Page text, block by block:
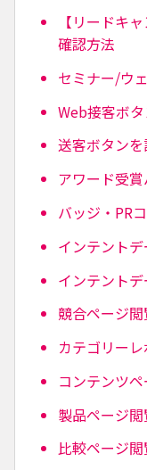
【リードキ
確認方法
セミナー/ウ
Web接客ボ
送客ボタン
アワード受
バッジ・PR
インテント
インテント
競合ページ
カテゴリー
コンテンツ
製品ページ
比較ページ閲